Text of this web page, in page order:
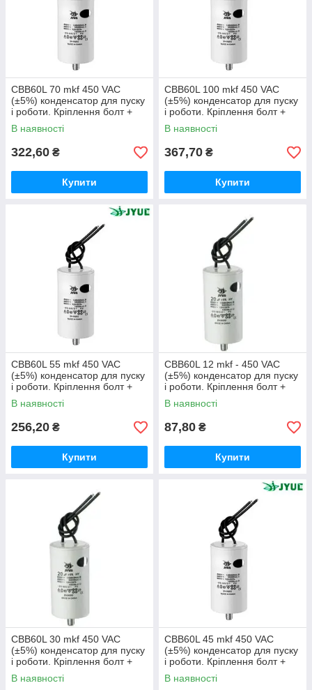
CBB60L 70 mkf 450 VAC
(±5%) конденсатор для пуску
і роботи. Кріплення болт +
дроти (50*120 mm)
В наявності
322,60 ₴
Купити
CBB60L 100 mkf 450 VAC
(±5%) конденсатор для пуску
і роботи. Кріплення болт +
дроти (60*120 mm)
В наявності
367,70 ₴
Купити
CBB60L 55 mkf 450 VAC
(±5%) конденсатор для пуску
і роботи. Кріплення болт +
дроти (50*100 mm)
В наявності
256,20 ₴
Купити
CBB60L 12 mkf - 450 VAC
(±5%) конденсатор для пуску
і роботи. Кріплення болт +
дроти (35*65 mm)
В наявності
87,80 ₴
Купити
CBB60L 30 mkf 450 VAC
(±5%) конденсатор для пуску
і роботи. Кріплення болт +
дроти (45*95 mm)
В наявності
CBB60L 45 mkf 450 VAC
(±5%) конденсатор для пуску
і роботи. Кріплення болт +
дроти (50*106 mm)
В наявності